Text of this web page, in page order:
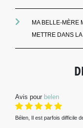
MA BELLE-MÈRE
METTRE DANS
Avis pour belen
Bélen, Il est parfois difficile